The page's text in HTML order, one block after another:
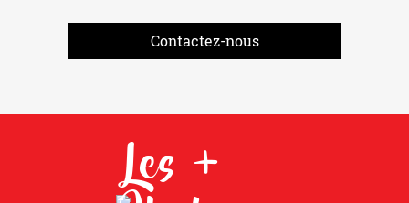
Contactez-nous
Les +